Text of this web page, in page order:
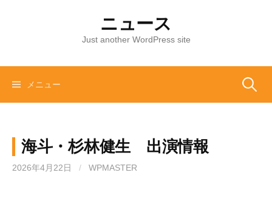
ツ
ニュース
Just another WordPress site
メニュー 検
海斗・杉林健生 出演情報
2026年4月22日 / WPMASTER